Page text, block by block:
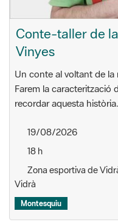
Conte-taller de
Vinyes
Un conte al voltant de
Farem la caracterització
recordar aquesta història.
19/08/2026
18 h
Zona esportiva de
Vidrà
Montesquiu